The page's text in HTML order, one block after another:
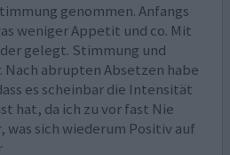
genommen. Anfangs
weniger Appetit und co. Mit
gelegt. Stimmung und
Nach abrupten Absetzen habe
es scheinbar die Intensität
hat, da ich zu vor fast Nie
sich wiederum Positiv auf